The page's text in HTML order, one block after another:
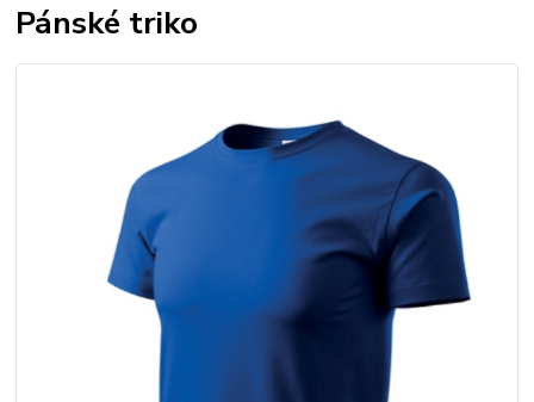
Pánské triko